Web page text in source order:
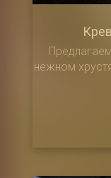
нежном